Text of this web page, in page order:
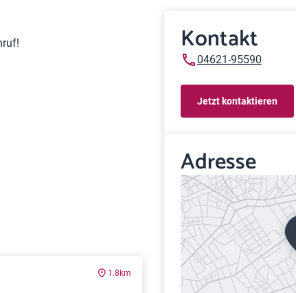
1.8km
Kontakt
04621-95590
Jetzt kontaktieren
Adresse